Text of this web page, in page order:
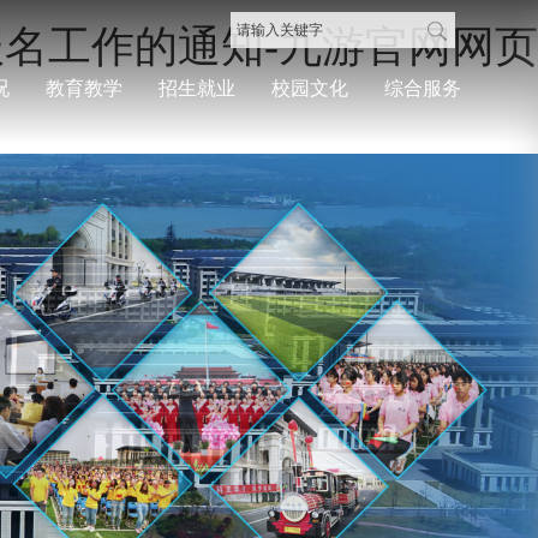
工作的通知-九游官网网页
教育教学 招生就业 校园文化 综合服务